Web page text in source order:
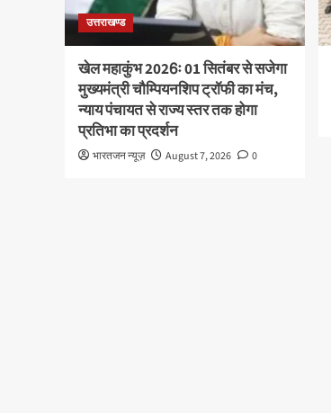
उत्तराखण्ड
खेल महाकुंभ 2026ः 01 सितंबर से सजेगा
मुख्यमंत्री चौम्पियनशिप ट्रॉफी का मंच,
न्याय पंचायत से राज्य स्तर तक होगा
प्रतिभा का प्रदर्शन
भारतजन न्यूज़ August 7, 2026 0